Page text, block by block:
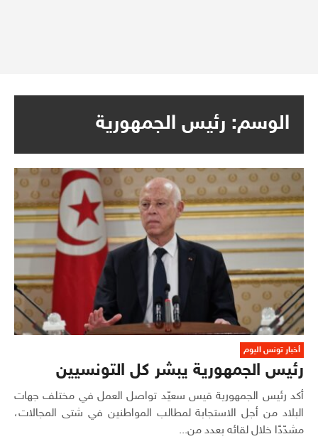
الوسم: رئيس الجمهورية
أخبار تونس اليوم
رئيس الجمهورية يبشر كل التونسيين
أكد رئيس الجمهورية قيس سعيّد تواصل العمل في مختلف جهات
البلاد من أجل الاستجابة لمطالب المواطنين في شتى المجالات،
مشدّدًا خلال لقائه بعدد من...